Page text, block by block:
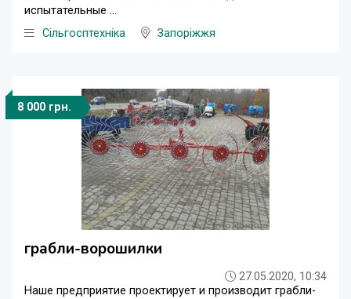
испытательные ...
Сільгосптехніка
Запоріжжя
8 000 грн.
грабли-ворошилки
27.05.2020, 10:34
Наше предприятие проектирует и производит грабли-